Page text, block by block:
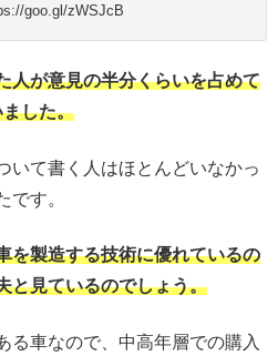
goo.gl/zWSJcB
人が意見の半分くらいを占めて
ました。
いて書く人はほとんどいなかっ
です。
を製造する技術に優れているの
と見ているのでしょう。
る車なので、中高年層での購入